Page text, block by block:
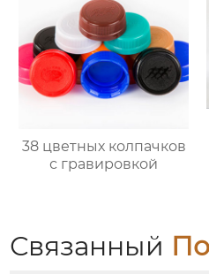
38 цветных колпачков
с гравировкой
Связанный